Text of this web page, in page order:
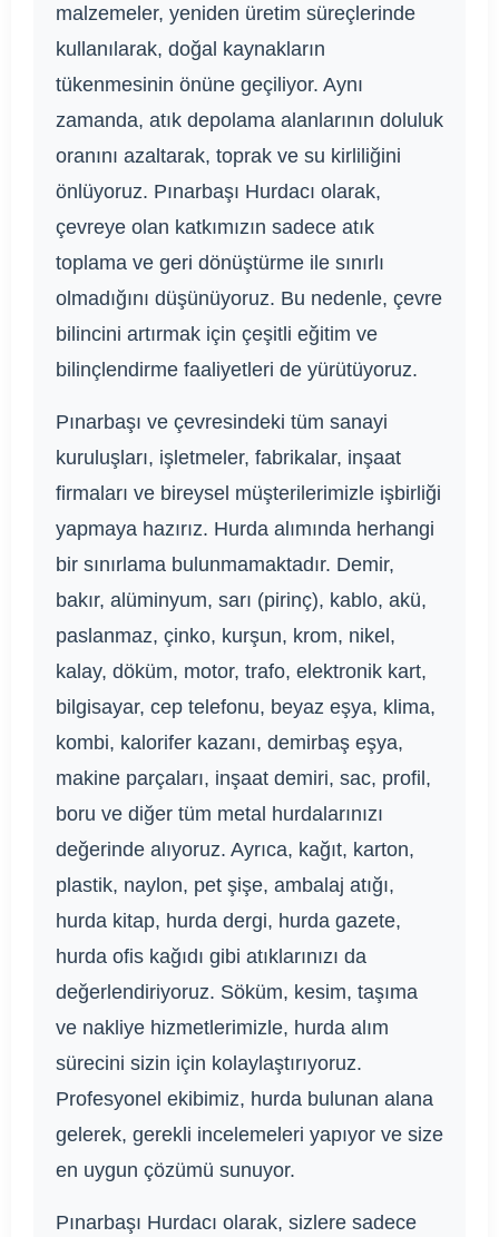
malzemeler, yeniden üretim süreçlerinde
kullanılarak, doğal kaynakların
tükenmesinin önüne geçiliyor. Aynı
zamanda, atık depolama alanlarının doluluk
oranını azaltarak, toprak ve su kirliliğini
önlüyoruz. Pınarbaşı Hurdacı olarak,
çevreye olan katkımızın sadece atık
toplama ve geri dönüştürme ile sınırlı
olmadığını düşünüyoruz. Bu nedenle, çevre
bilincini artırmak için çeşitli eğitim ve
bilinçlendirme faaliyetleri de yürütüyoruz.
Pınarbaşı ve çevresindeki tüm sanayi
kuruluşları, işletmeler, fabrikalar, inşaat
firmaları ve bireysel müşterilerimizle işbirliği
yapmaya hazırız. Hurda alımında herhangi
bir sınırlama bulunmamaktadır. Demir,
bakır, alüminyum, sarı (pirinç), kablo, akü,
paslanmaz, çinko, kurşun, krom, nikel,
kalay, döküm, motor, trafo, elektronik kart,
bilgisayar, cep telefonu, beyaz eşya, klima,
kombi, kalorifer kazanı, demirbaş eşya,
makine parçaları, inşaat demiri, sac, profil,
boru ve diğer tüm metal hurdalarınızı
değerinde alıyoruz. Ayrıca, kağıt, karton,
plastik, naylon, pet şişe, ambalaj atığı,
hurda kitap, hurda dergi, hurda gazete,
hurda ofis kağıdı gibi atıklarınızı da
değerlendiriyoruz. Söküm, kesim, taşıma
ve nakliye hizmetlerimizle, hurda alım
sürecini sizin için kolaylaştırıyoruz.
Profesyonel ekibimiz, hurda bulunan alana
gelerek, gerekli incelemeleri yapıyor ve size
en uygun çözümü sunuyor.
Pınarbaşı Hurdacı olarak, sizlere sadece